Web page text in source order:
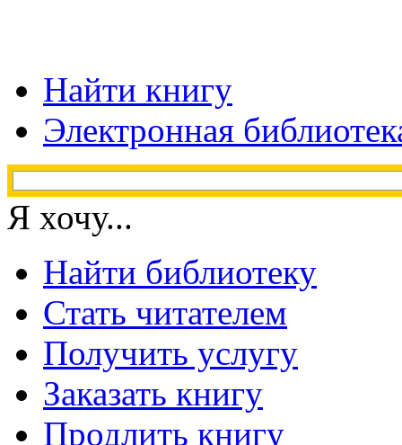
Найти книгу
Электронная
Я хочу...
Найти библиотеку
Стать читателем
Получить услугу
Заказать книгу
Продлить книгу